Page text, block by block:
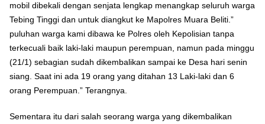
mobil dibekali dengan senjata lengkap menangkap seluruh warga
Tebing Tinggi dan untuk diangkut ke Mapolres Muara Beliti.”
puluhan warga kami dibawa ke Polres oleh Kepolisian tanpa
terkecuali baik laki-laki maupun perempuan, namun pada minggu
(21/1) sebagian sudah dikembalikan sampai ke Desa hari senin
siang. Saat ini ada 19 orang yang ditahan 13 Laki-laki dan 6
orang Perempuan.” Terangnya.
Sementara itu dari salah seorang warga yang dikembalikan